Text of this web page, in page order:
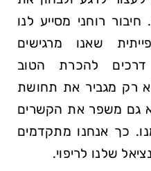
רוחני מסייע לנו
שאנו מרגישים
להכרת הטוב
רק מגביר את תחושת
גם משפר את הקשרים
כך אנחנו מתקדמים
שלנו לריפוי.